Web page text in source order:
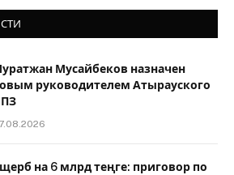
Мусайбеков назначен
руководителем Атырауского
на 6 млрд теңге: приговор по